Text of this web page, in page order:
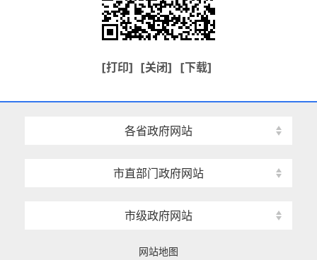
[打印] [关闭] [下载]
各省政府网站
市直部门政府网站
市级政府网站
网站地图